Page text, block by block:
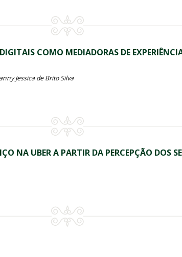
COMO MEDIADORAS DE
Jessica de Brito Silva
NA UBER A PARTIR DA PERCEPÇÃO DOS